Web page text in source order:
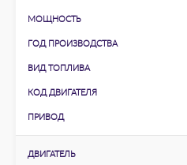
МОЩНОСТЬ
ГОД ПРОИЗВОДСТВА
ВИД ТОПЛИВА
КОД ДВИГАТЕЛЯ
ПРИВОД
ДВИГАТЕЛЬ